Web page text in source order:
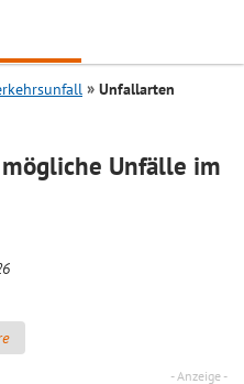
Search
Unfallarten
Unfälle im